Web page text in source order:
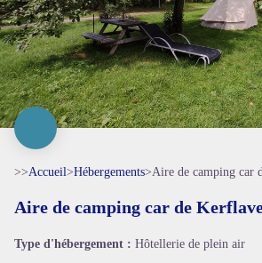
>>Accueil>Hébergements>Aire de camping car
Aire de camping car de
Type d'hébergement : Hôtellerie de plein air